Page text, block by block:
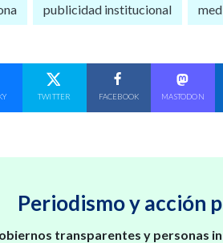
publicidad institucional
COMPARTE EN COMPARTE EN
TWITTER
COMPARTE EN
FACEBOOK MASTODON
Periodismo y acción
transparentes y personas